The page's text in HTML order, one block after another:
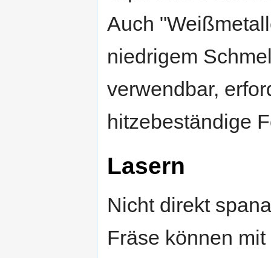
Auch
niedrigem
verwendbar,
hitzebeständige
Lasern
Nicht direkt
Fräse können